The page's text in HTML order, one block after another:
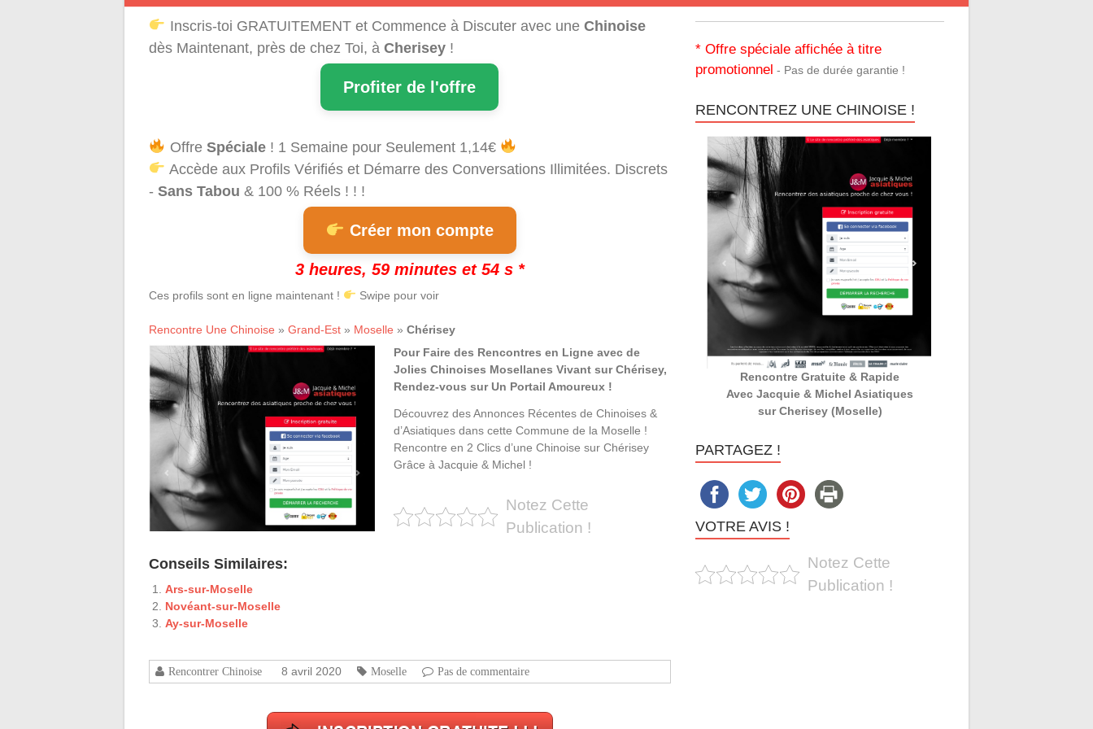
Inscris-toi GRATUITEMENT et Commence à Discuter avec une Chinoise
dès Maintenant, près de chez Toi, à Cherisey !
Profiter de l'offre
Offre Spéciale! 1 Semaine pour Seulement 1,14€
Accède aux Profils Vérifiés et Démarre des Conversations Illimitées. Discrets
- Sans Tabou & 100 % Réels ! ! !
Créer mon compte
3 heures, 59 minutes et 53 s *
Ces profils sont en ligne maintenant ! Swipe pour voir
Rencontre Une Chinoise » Grand-Est » Moselle » Chérisey
Pour Faire des Rencontres en Ligne avec de
Jolies Chinoises Mosellanes Vivant sur Chérisey,
Rendez-vous sur Un Portail Amoureux !
Découvrez des Annonces Récentes de Chinoises &
d’Asiatiques dans cette Commune de la Moselle !
Rencontre en 2 Clics d’une Chinoise sur Chérisey
Grâce à Jacquie & Michel !
Notez Cette
Publication !
Conseils Similaires:
Ars-sur-Moselle
Novéant-sur-Moselle
Ay-sur-Moselle
Rencontrer Chinoise 8 avril 2020 Moselle Pas de commentaire
* Offre spéciale affichée à titre
promotionnel - Pas de durée garantie !
RENCONTREZ UNE CHINOISE !
Rencontre Gratuite & Rapide
Avec Jacquie & Michel Asiatiques
sur Cherisey (Moselle)
PARTAGEZ !
VOTRE AVIS !
Notez Cette
Publication !